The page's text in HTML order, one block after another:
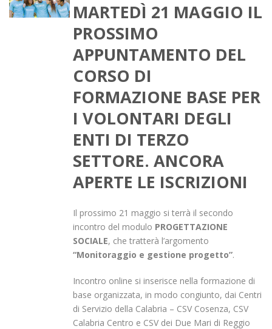
MARTEDÌ 21 MAGGIO IL
PROSSIMO
APPUNTAMENTO DEL
CORSO DI
FORMAZIONE BASE PER
I VOLONTARI DEGLI
ENTI DI TERZO
SETTORE. ANCORA
APERTE LE ISCRIZIONI
Il prossimo 21 maggio si terrà il secondo
incontro del modulo PROGETTAZIONE
SOCIALE, che tratterà l’argomento
“Monitoraggio e gestione progetto”.
Incontro online si inserisce nella formazione di
base organizzata, in modo congiunto, dai Centri
di Servizio della Calabria – CSV Cosenza, CSV
Calabria Centro e CSV dei Due Mari di Reggio